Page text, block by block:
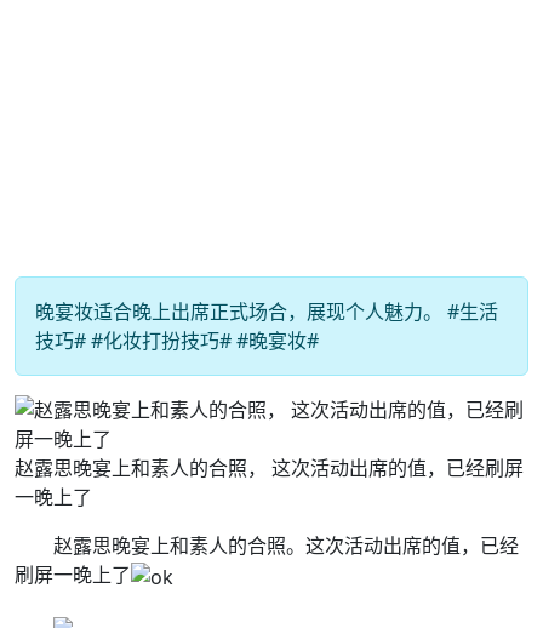
晚宴妆适合晚上出席正式场合，展现个人魅力。 #生活
技巧# #化妆打扮技巧# #晚宴妆#
赵露思晚宴上和素人的合照， 这次活动出席的值，已经刷屏
一晚上了
赵露思晚宴上和素人的合照。这次活动出席的值，已经
刷屏一晚上了